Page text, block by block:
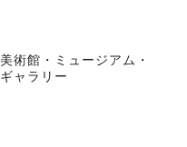
美術館・ミュージアム・
ギャラリー